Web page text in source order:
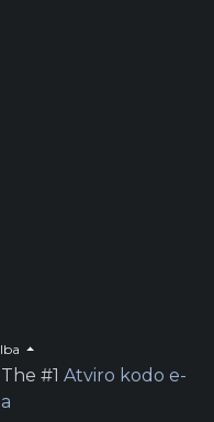
#1Atviro kodo e-